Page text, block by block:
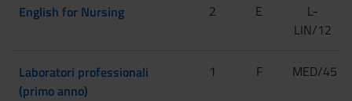
English for Nursing
dispari]
2 E
L-
LIN/12
Laboratori professionali
(primo anno)
[Gruppo
1]
1 F MED/45